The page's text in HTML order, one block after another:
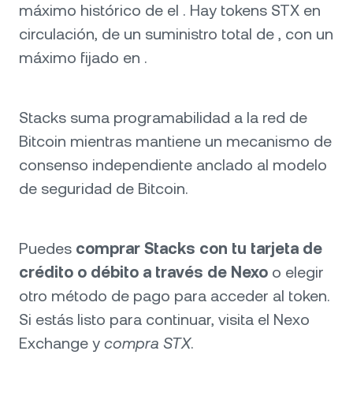
máximo histórico de el . Hay tokens STX en
circulación, de un suministro total de , con un
máximo fijado en .
Stacks suma programabilidad a la red de
Bitcoin mientras mantiene un mecanismo de
consenso independiente anclado al modelo
de seguridad de Bitcoin.
Puedes comprar Stacks con tu tarjeta de
crédito o débito a través de Nexo o elegir
otro método de pago para acceder al token.
Si estás listo para continuar, visita el Nexo
Exchange y compra STX.